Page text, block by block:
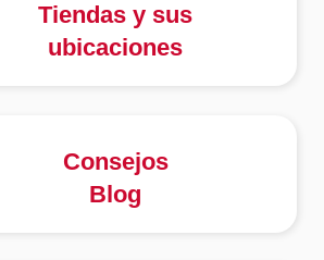
Tiendas y sus
ubicaciones
Consejos
Blog